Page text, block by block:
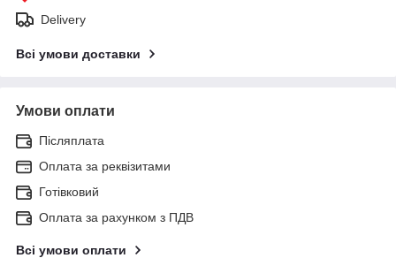
Delivery
Всі умови доставки
Умови оплати
Післяплата
Оплата за реквізитами
Готівковий
Оплата за рахунком з ПДВ
Всі умови оплати